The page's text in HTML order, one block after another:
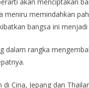
meniru memindahkan
bangsa ini
dalam rangka
Cina, Jepang dan